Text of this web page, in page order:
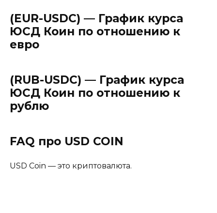
(EUR-USDC) — График курса
ЮСД Коин по отношению к
евро
(RUB-USDC) — График курса
ЮСД Коин по отношению к
рублю
FAQ про USD COIN
USD Coin — это криптовалюта.